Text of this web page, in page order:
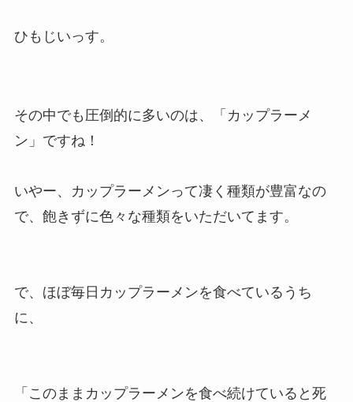
ひもじいっす。
その中でも圧倒的に多いのは、「カップラーメ
ン」ですね！
いやー、カップラーメンって凄く種類が豊富なの
で、飽きずに色々な種類をいただいてます。
で、ほぼ毎日カップラーメンを食べているうち
に、
「このままカップラーメンを食べ続けていると死